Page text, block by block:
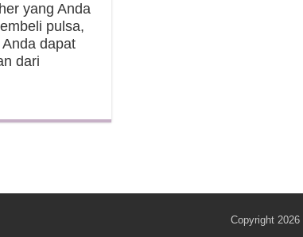
yang Anda
pulsa,
dapat
dari
Copyright 2026